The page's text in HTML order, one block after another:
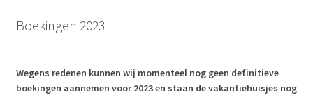
Boekingen 2023
Wegens redenen kunnen wij momenteel nog geen definitieve
boekingen aannemen voor 2023 en staan de vakantiehuisjes nog